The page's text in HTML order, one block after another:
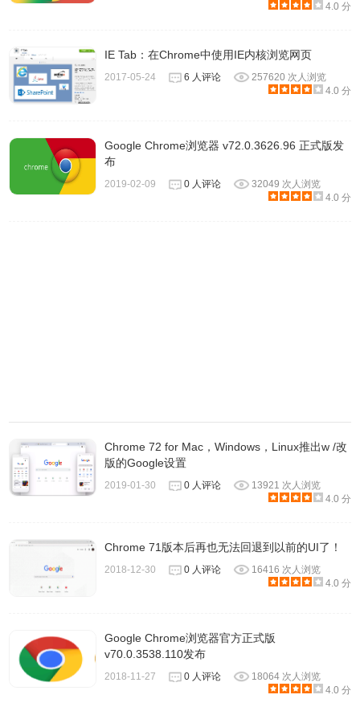
4.0 分
IE Tab：在Chrome中使用IE内核浏览网页
2017-05-24 6 人评论
257620 次人浏览
4.0 分
Google Chrome浏览器 v72.0.3626.96 正式版发
布
2019-02-09 0 人评论
32049 次人浏览
4.0 分
Chrome 72 for Mac，Windows，Linux推出w /改
版的Google设置
2019-01-30 0 人评论
13921 次人浏览
4.0 分
Chrome 71版本后再也无法回退到以前的UI了！
2018-12-30 0 人评论
16416 次人浏览
4.0 分
Google Chrome浏览器官方正式版
v70.0.3538.110发布
2018-11-27 0 人评论
18064 次人浏览
4.0 分